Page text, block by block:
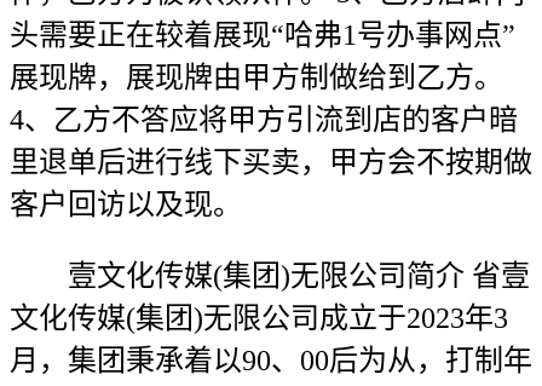
头需要正在较着展现“哈弗1号办事网点”
展现牌，展现牌由甲方制做给到乙方。
4、乙方不答应将甲方引流到店的客户暗
里退单后进行线下买卖，甲方会不按期做
客户回访以及现。
壹文化传媒(集团)无限公司简介 省壹
文化传媒(集团)无限公司成立于2023年3
月，集团秉承着以90、00后为从，打制年